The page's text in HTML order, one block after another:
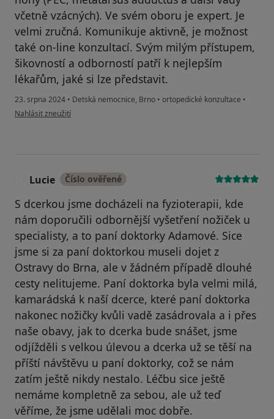
včetně vzácných). Ve svém oboru je expert. Je
velmi zručná. Komunikuje aktivně, je možnost
také on-line konzultací. Svým milým přístupem,
šikovností a odborností patří k nejlepším
lékařům, jaké si lze představit.
23. srpna 2024 • Detská nemocnice, Brno • ortopedické konzultace •
podle názoru uživatele Veronika C.
Nahlásit zneužití
Lucie Číslo ověřené
S dcerkou jsme docházeli na fyzioterapii, kde
nám doporučili odbornější vyšetření nožiček u
specialisty, a to paní doktorky Adamové. Sice
jsme si za paní doktorkou museli dojet z
Ostravy do Brna, ale v žádném případě dlouhé
cesty nelitujeme. Paní doktorka byla velmi milá,
kamarádská k naší dcerce, které paní doktorka
nakonec nožičky kvůli vadě zasádrovala a i přes
naše obavy, jak to dcerka bude snášet, jsme
odjížděli s velkou úlevou a dcerka už se těší na
příští návštěvu u paní doktorky, což se nám
zatím ještě nikdy nestalo. Léčbu sice ještě
nemáme kompletně za sebou, ale už teď
věříme, že jsme udělali moc dobře.